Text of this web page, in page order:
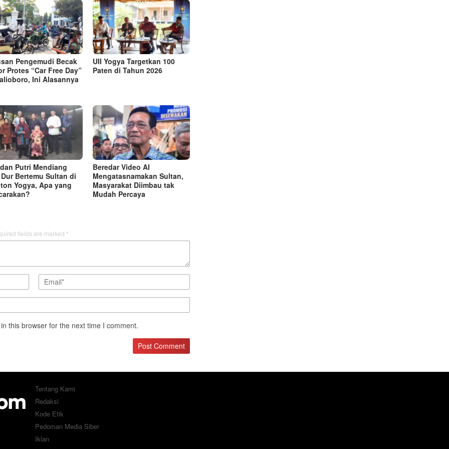
Pengemudi Becak
Protes “Car Free Day”
Ini Alasannya
UII Yogya Targetkan 100
Paten di Tahun 2026
Putri Mendiang
Bertemu Sultan di
Yogya, Apa yang
Beredar Video AI
Mengatasnamakan Sultan,
Masyarakat Diimbau tak
Mudah Percaya
fields are marked *
this browser for the next time I comment.
Tentang Kami
Redaksi
Kode Etik
Pedoman Media Siber
Iklan